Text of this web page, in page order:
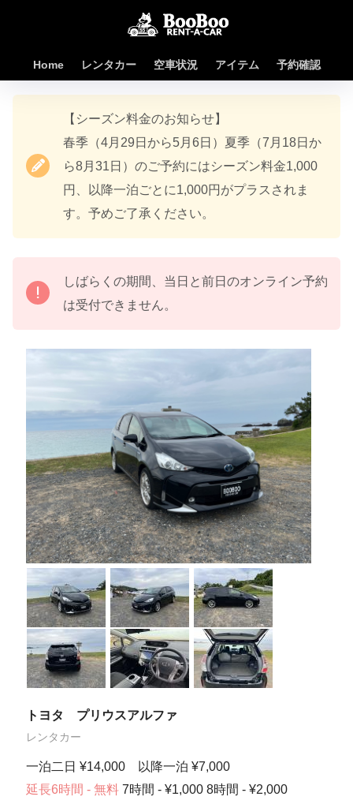
Home レンタカー 空車状況 アイテム 予約確認
【シーズン料金のお知らせ】
春季（4月29日から5月6日）夏季（7月18日か
ら8月31日）のご予約にはシーズン料金1,000
円、以降一泊ごとに1,000円がプラスされま
す。予めご了承ください。
しばらくの期間、当日と前日のオンライン予約
は受付できません。
トヨタ プリウスアルファ
レンタカー
一泊二日 ¥14,000 以降一泊 ¥7,000
延長6時間 - 無料7時間 - ¥1,000 8時間 - ¥2,000